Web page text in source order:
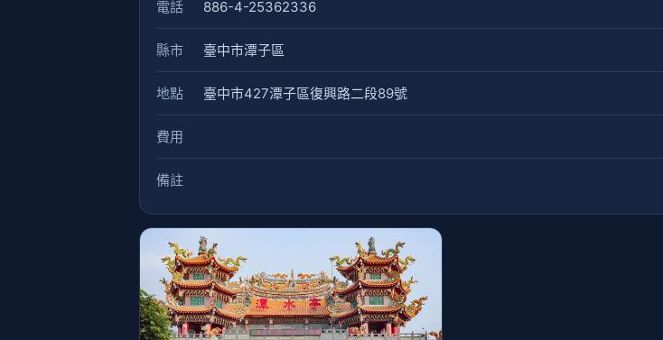
電話 886-4-25362336
縣市 臺中市潭子區
地點 臺中市427潭子區復興路二段89號
費用
備註